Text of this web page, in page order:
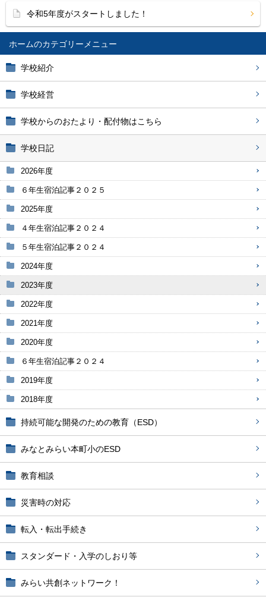
ホーム
学校紹介
学校経営
学校からのおたより・配付物はこちら
学校日記
2026年度
６年生宿泊記事２０２５
2025年度
４年生宿泊記事２０２４
５年生宿泊記事２０２４
2024年度
2023年度
2022年度
2021年度
2020年度
６年生宿泊記事２０２４
2019年度
2018年度
持続可能な開発のための教育（ESD）
みなとみらい本町小のESD
教育相談
災害時の対応
転入・転出手続き
スタンダード・入学のしおり等
みらい共創ネットワーク！
令和5年度がスタートしました！